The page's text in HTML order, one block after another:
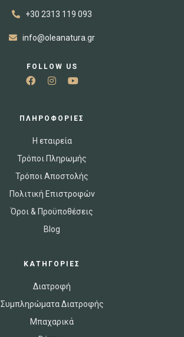
+30 2313 119 093
info@oleanatura.gr
FOLLOW US
ΠΛΗΡΟΦΟΡΙΕΣ
Η εταιρεία
Τρόποι Πληρωμής
Τρόποι Αποστολής
Πολιτική Επιστροφών
Όροι & Προϋποθέσεις
Blog
ΚΑΤΗΓΟΡΙΕΣ
Διατροφή
Συμπληρώματα Διατροφής
Μπαχαρικά